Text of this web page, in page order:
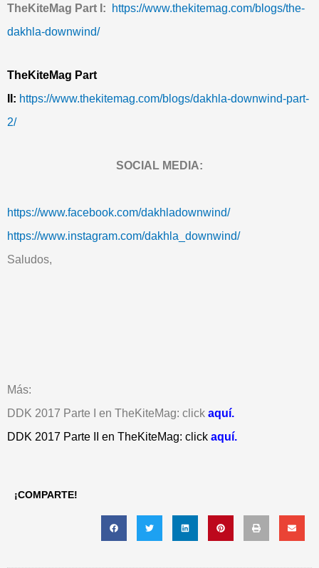
TheKiteMag Part I:
https://www.thekitemag.com/blogs/the-
dakhla-downwind/
TheKiteMag Part
II: https://www.thekitemag.com/blogs/dakhla-downwind-part-
2/
SOCIAL MEDIA:
https://www.facebook.com/dakhladownwind/
https://www.instagram.com/dakhla_downwind/
Saludos,
Más:
DDK 2017 Parte I en TheKiteMag: click aquí.
DDK 2017 Parte II en TheKiteMag: click aquí.
¡COMPARTE!